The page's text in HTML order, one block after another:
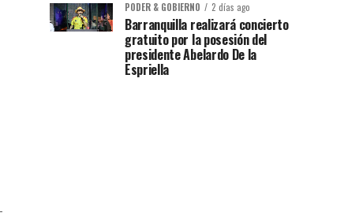
PODER & GOBIERNO 2 días ago
Barranquilla realizará concierto
gratuito por la posesión del
presidente Abelardo De la
Espriella